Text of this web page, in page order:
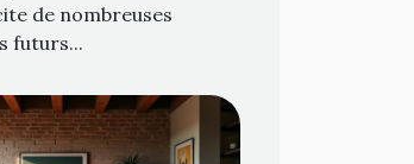
de nombreuses
futurs...